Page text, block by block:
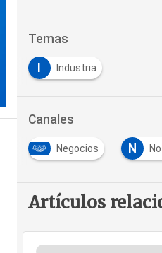
Temas
Industria
Canales
Negocios N
Artículos